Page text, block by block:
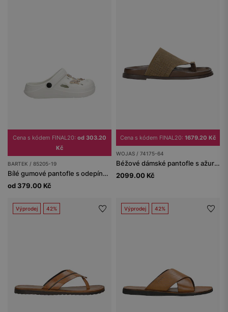
Cena s kódem FINAL20: od 303.20
Kč
BARTEK / 85205-19
Bílé gumové pantofle s odepínacími ozdobami
od 379.00 Kč
Cena s kódem FINAL20: 1679.20 Kč
WOJAS / 74175-64
Béžové dámské pantofle s ažurovým vzorem
2099.00 Kč
Výprodej 42% Výprodej 42%